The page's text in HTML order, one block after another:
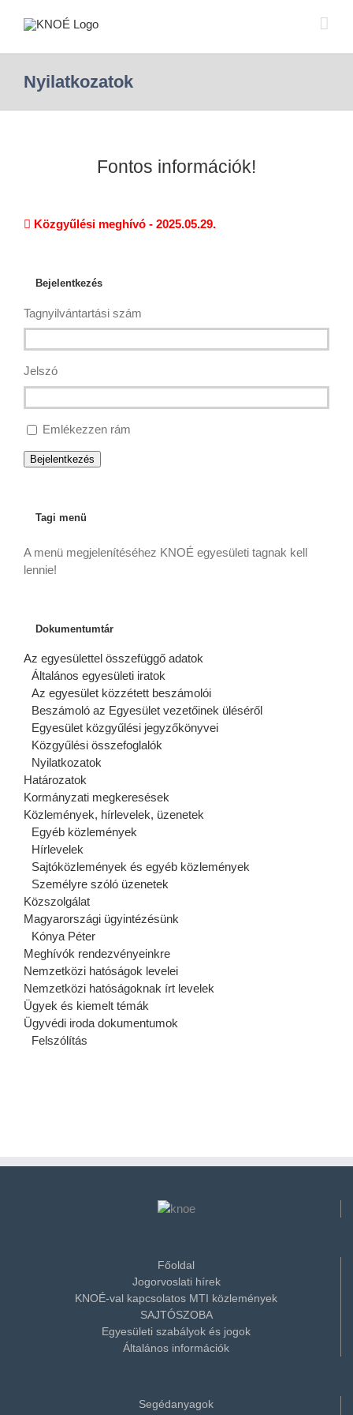
Nyilatkozatok
Fontos információk!
Közgyűlési meghívó - 2025.05.29.
Bejelentkezés
Tagnyilvántartási szám
Jelszó
Emlékezzen rám
Bejelentkezés
Tagi menü
A menü megjelenítéséhez KNOÉ egyesületi tagnak kell
lennie!
Dokumentumtár
Az egyesülettel összefüggő adatok
Általános egyesületi iratok
Az egyesület közzétett beszámolói
Beszámoló az Egyesület vezetőinek üléséről
Egyesület közgyűlési jegyzőkönyvei
Közgyűlési összefoglalók
Nyilatkozatok
Határozatok
Kormányzati megkeresések
Közlemények, hírlevelek, üzenetek
Egyéb közlemények
Hírlevelek
Sajtóközlemények és egyéb közlemények
Személyre szóló üzenetek
Közszolgálat
Magyarországi ügyintézésünk
Kónya Péter
Meghívók rendezvényeinkre
Nemzetközi hatóságok levelei
Nemzetközi hatóságoknak írt levelek
Ügyek és kiemelt témák
Ügyvédi iroda dokumentumok
Felszólítás
Főoldal
Jogorvoslati hírek
KNOÉ-val kapcsolatos MTI közlemények
SAJTÓSZOBA
Egyesületi szabályok és jogok
Általános információk
Segédanyagok